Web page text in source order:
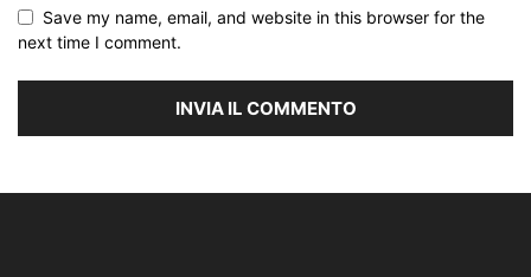
Save my name, email, and website in this browser for the
next time I comment.